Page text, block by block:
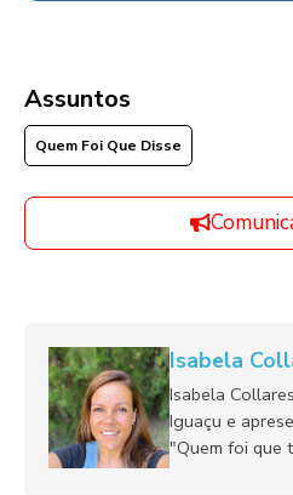
Assuntos
Quem Foi Que Disse
Isabela
Isabela
Iguaçu e
"Quem foi que